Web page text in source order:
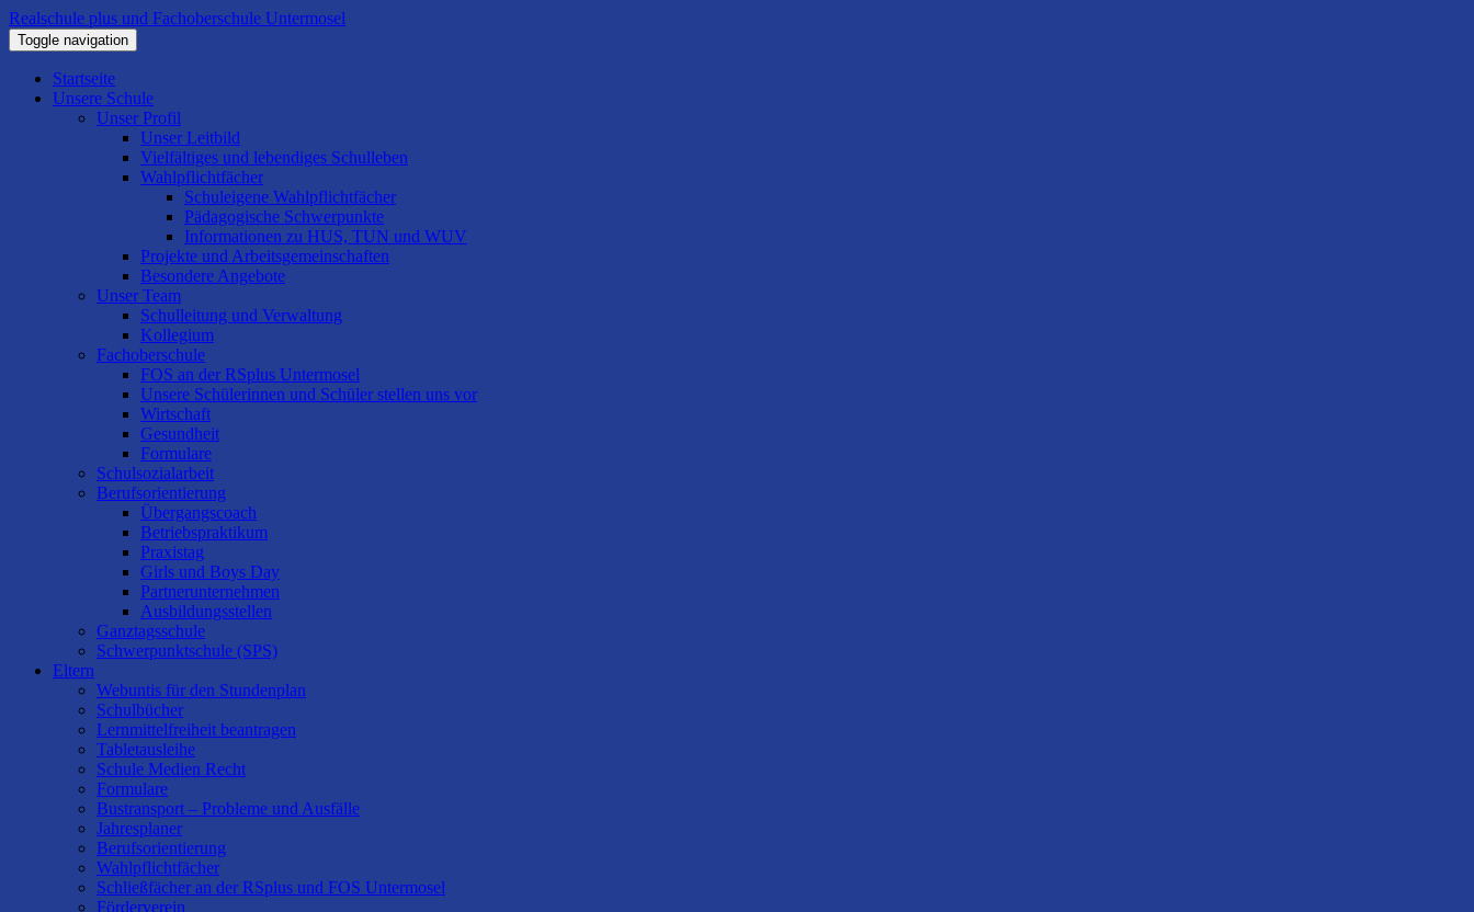
Realschule plus und Fachoberschule Untermosel
Toggle navigation
Startseite
Unsere Schule
Unser Profil
Unser Leitbild
Vielfältiges und lebendiges Schulleben
Wahlpflichtfächer
Schuleigene Wahlpflichtfächer
Pädagogische Schwerpunkte
Informationen zu HUS, TUN und WUV
Projekte und Arbeitsgemeinschaften
Besondere Angebote
Unser Team
Schulleitung und Verwaltung
Kollegium
Fachoberschule
FOS an der RSplus Untermosel
Unsere Schülerinnen und Schüler stellen uns vor
Wirtschaft
Gesundheit
Formulare
Schulsozialarbeit
Berufsorientierung
Übergangscoach
Betriebspraktikum
Praxistag
Girls und Boys Day
Partnerunternehmen
Ausbildungsstellen
Ganztagsschule
Schwerpunktschule (SPS)
Eltern
Webuntis für den Stundenplan
Schulbücher
Lernmittelfreiheit beantragen
Tabletausleihe
Schule Medien Recht
Formulare
Bustransport – Probleme und Ausfälle
Jahresplaner
Berufsorientierung
Wahlpflichtfächer
Schließfächer an der RSplus und FOS Untermosel
Förderverein